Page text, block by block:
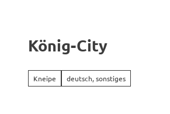
König-City
Kneipe deutsch, sonstiges